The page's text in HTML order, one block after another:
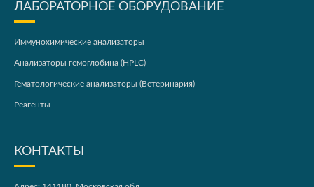
ЛАБОРАТОРНОЕ ОБОРУДОВАНИЕ
Иммунохимические анализаторы
Анализаторы гемоглобина (HPLC)
Гематологические анализаторы (Ветеринария)
Реагенты
КОНТАКТЫ